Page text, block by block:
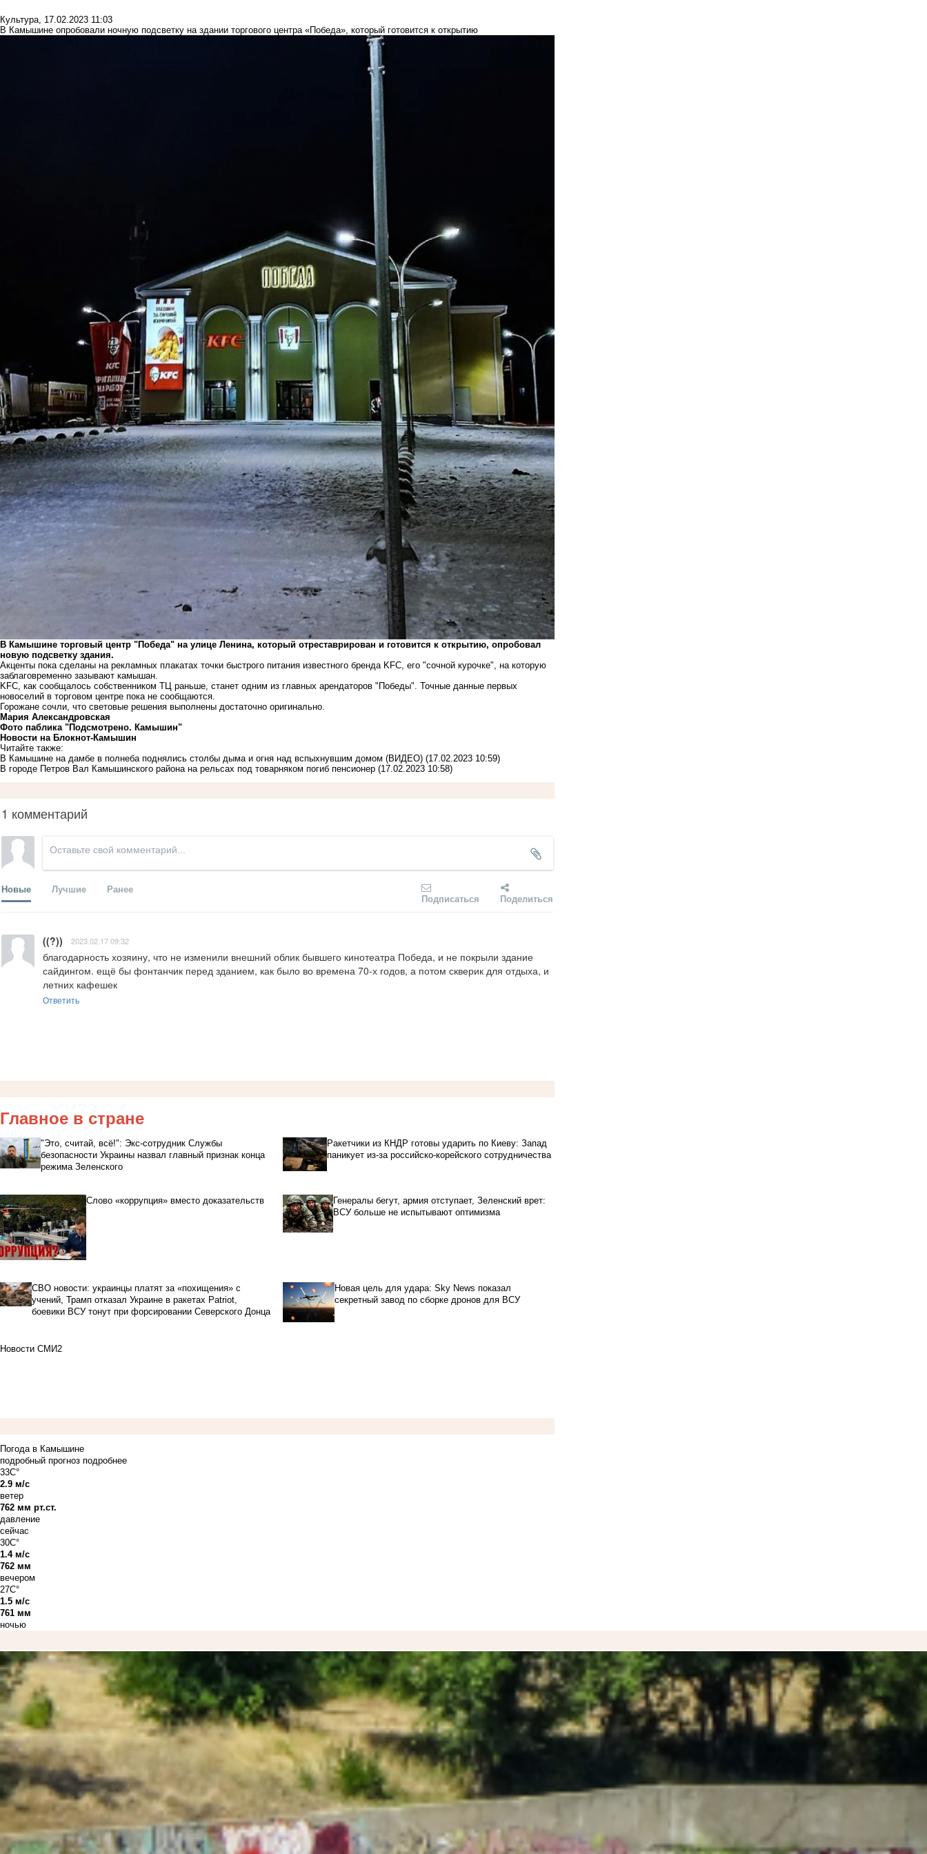
Культура, 17.02.2023 11:03
В Камышине опробовали ночную подсветку на здании торгового центра «Победа», который готовится к открытию
В Камышине торговый центр "Победа" на улице Ленина, который отреставрирован и готовится к открытию, опробовал
новую подсветку здания.
Акценты пока сделаны на рекламных плакатах точки быстрого питания известного бренда KFC, его "сочной курочке", на которую
заблаговременно зазывают камышан.
KFC, как сообщалось собственником ТЦ раньше, станет одним из главных арендаторов "Победы". Точные данные первых
новоселий в торговом центре пока не сообщаются.
Горожане сочли, что световые решения выполнены достаточно оригинально.
Мария Александровская
Фото паблика "Подсмотрено. Камышин"
Новости на Блoкнoт-Камышин
Читайте также:
В Камышине на дамбе в полнеба поднялись столбы дыма и огня над вспыхнувшим домом (ВИДЕО) (17.02.2023 10:59)
В городе Петров Вал Камышинского района на рельсах под товарняком погиб пенсионер (17.02.2023 10:58)
1 комментарий
Новые Лучшие Ранее
Подписаться Поделиться
((?)) 2023.02.17 09:32
благодарность хозяину, что не изменили внешний облик бывшего кинотеатра Победа, и не покрыли здание
сайдингом. ещё бы фонтанчик перед зданием, как было во времена 70-х годов, а потом скверик для отдыха, и
летних кафешек
Ответить
Главное в стране
"Это, считай, всё!": Экс-сотрудник Службы
безопасности Украины назвал главный признак конца
режима Зеленского
Ракетчики из КНДР готовы ударить по Киеву: Запад
паникует из-за российско-корейского сотрудничества
Слово «коррупция» вместо доказательств
Генералы бегут, армия отступает, Зеленский врет:
ВСУ больше не испытывают оптимизма
СВО новости: украинцы платят за «похищения» с
учений, Трамп отказал Украине в ракетах Patriot,
боевики ВСУ тонут при форсировании Северского Донца
Новая цель для удара: Sky News показал
секретный завод по сборке дронов для ВСУ
Новости СМИ2
Погода в Камышине
подробный прогноз подробнее
33C°
2.9 м/с
ветер
762 мм рт.ст.
давление
сейчас
30C°
1.4 м/с
762 мм
вечером
27C°
1.5 м/с
761 мм
ночью